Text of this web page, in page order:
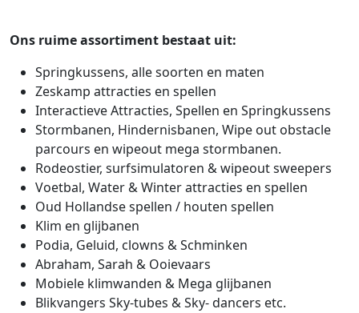
Ons ruime assortiment bestaat uit:
Springkussens, alle soorten en maten
Zeskamp attracties en spellen
Interactieve Attracties, Spellen en Springkussens
Stormbanen, Hindernisbanen, Wipe out obstacle
parcours en wipeout mega stormbanen.
Rodeostier, surfsimulatoren & wipeout sweepers
Voetbal, Water & Winter attracties en spellen
Oud Hollandse spellen / houten spellen
Klim en glijbanen
Podia, Geluid, clowns & Schminken
Abraham, Sarah & Ooievaars
Mobiele klimwanden & Mega glijbanen
Blikvangers Sky-tubes & Sky- dancers etc.